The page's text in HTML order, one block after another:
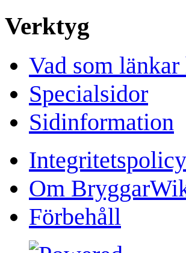
Verktyg
Vad som
Specialsidor
Sidinformation
Integritetspolicy
Om
Förbehåll